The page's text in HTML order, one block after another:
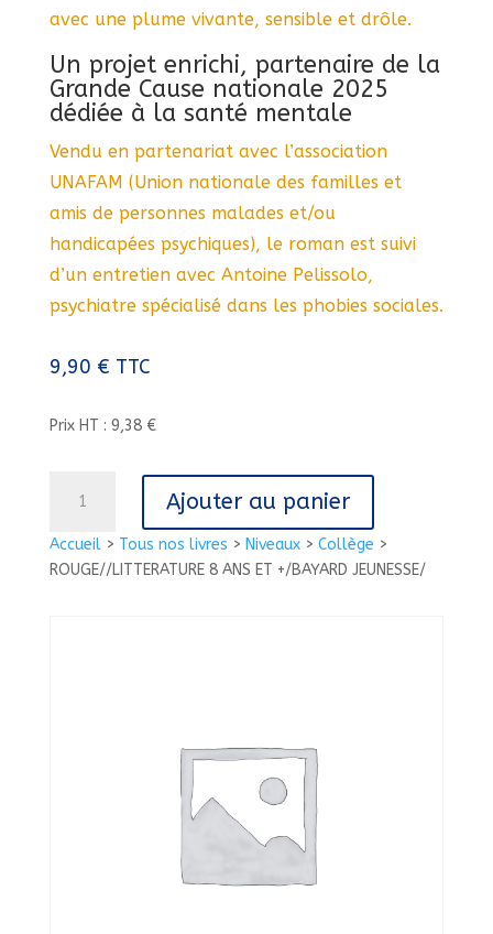
Accueil> Tous nos livres > Niveaux> Collège >
ROUGE//LITTERATURE 8 ANS ET +/BAYARD JEUNESSE/
avec une plume vivante, sensible et drôle.
Un projet enrichi, partenaire de la
Grande Cause nationale 2025
dédiée à la santé mentale
Vendu en partenariat avec l’association
UNAFAM (Union nationale des familles et
amis de personnes malades et/ou
handicapées psychiques), le roman est suivi
d’un entretien avec Antoine Pelissolo,
psychiatre spécialisé dans les phobies sociales.
9,90 € TTC
Prix HT : 9,38 €
ROUGE//LITTERATURE
8
Ajouter au panier